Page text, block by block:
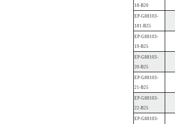
18-B20
EP-G88103-
181-B25
EP-G88103-
19-B25
EP-G88103-
20-B25
EP-G88103-
21-B25
EP-G88103-
22-B25
EP-G88103-